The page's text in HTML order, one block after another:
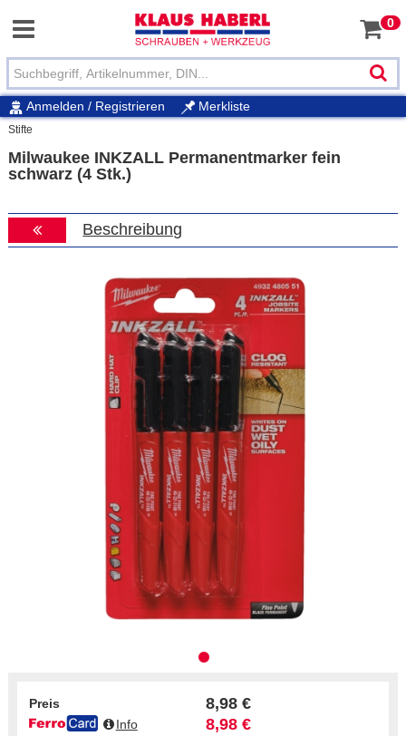
0
Anmelden / Registrieren Merkliste
Stifte
Milwaukee INKZALL Permanentmarker fein
schwarz (4 Stk.)
Beschreibung
Preis 8,98 €
Info 8,98 €